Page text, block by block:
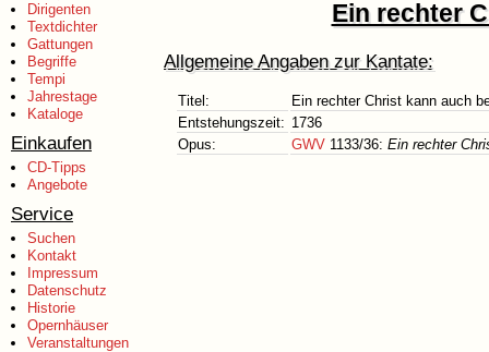
Dirigenten
Textdichter
Gattungen
Begriffe
Tempi
Jahrestage
Kataloge
Einkaufen
CD-Tipps
Angebote
Service
Suchen
Kontakt
Impressum
Datenschutz
Historie
Opernhäuser
Veranstaltungen
Ein rechter
Allgemeine Angaben zur Kantate:
Titel:
Ein rechter Christ kann auch
Entstehungszeit: 1736
Opus:
GWV 1133/36: Ein rechter